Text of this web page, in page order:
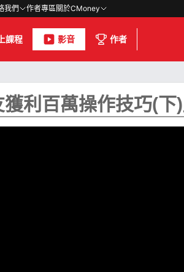
我們 作者專區關於CMoney
課程 影音 作者
利百萬操作技巧(下)